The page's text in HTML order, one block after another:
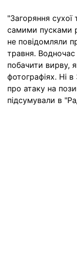
"Загоряння
самими пусками
не повідомляли
травня.
побачити вирву,
фотографіях. Ні
про атаку на
підсумували в